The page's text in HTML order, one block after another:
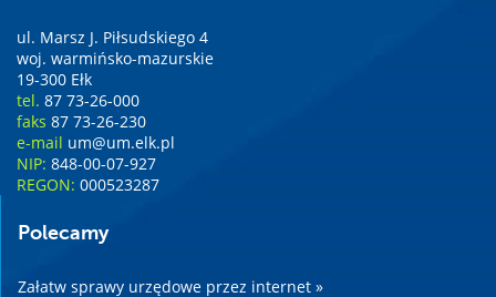
ul. Marsz J. Piłsudskiego 4
woj. warmińsko-mazurskie
19-300 Ełk
tel. 87 73-26-000
faks 87 73-26-230
e-mail um@um.elk.pl
NIP: 848-00-07-927
REGON: 000523287
Polecamy
Załatw sprawy urzędowe przez internet »